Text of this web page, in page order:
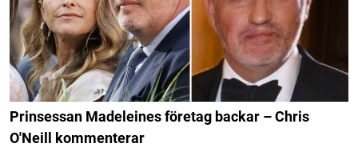
Prinsessan Madeleines företag backar – Chris
O'Neill kommenterar